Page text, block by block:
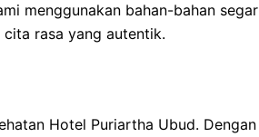
menggunakan bahan-bahan segar
rasa yang autentik.
Hotel Puriartha Ubud. Dengan